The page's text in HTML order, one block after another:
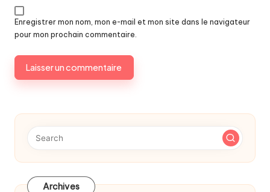
Enregistrer mon nom, mon e-mail et mon site dans le navigateur
pour mon prochain commentaire.
Archives